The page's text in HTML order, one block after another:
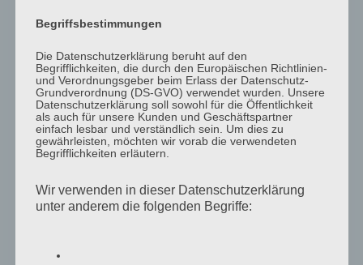
Seminarangebote:
Verbände im Pflegealltag
Wundmanagement Dekubitus
Wundmanagement diabetisches Fußulcus
Wundmanagement Ulcus cruris
Intertrigo- und IAD-Management
Moderne Wundauflagen sicher anwenden
umsetzen
Versorgung von Problemwunden |
Begriffsbestimmungen
Die Datenschutzerklärung beruht auf den
Begrifflichkeiten, die durch den Europäischen Richtlinien-
und Verordnungsgeber beim Erlass der Datenschutz-
Grundverordnung (DS-GVO) verwendet wurden. Unsere
Datenschutzerklärung soll sowohl für die Öffentlichkeit
als auch für unsere Kunden und Geschäftspartner
einfach lesbar und verständlich sein. Um dies zu
gewährleisten, möchten wir vorab die verwendeten
Begrifflichkeiten erläutern.
Wir verwenden in dieser Datenschutzerklärung
unter anderem die folgenden Begriffe: